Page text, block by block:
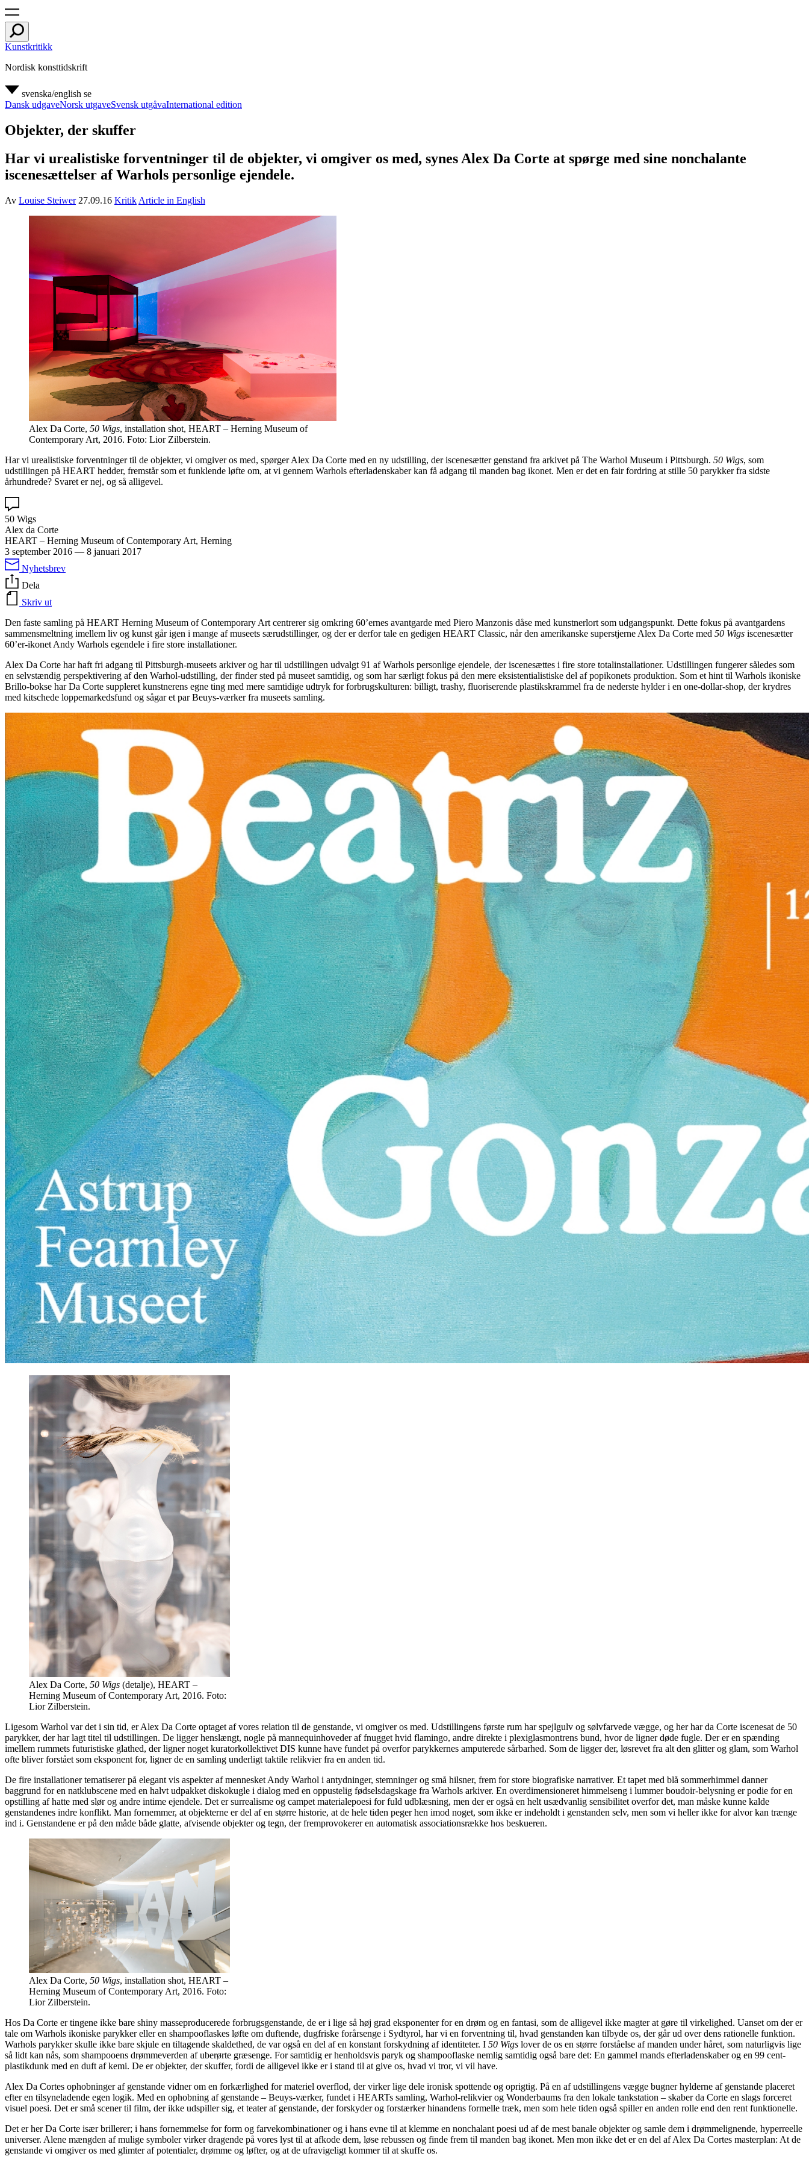
Kunstkritikk
Nordisk konsttidskrift
svenska/english se
Dansk udgaveNorsk utgaveSvensk utgåvaInternational edition
Objekter, der skuffer
Har vi urealistiske forventninger til de objekter, vi omgiver os med, synes Alex Da Corte at spørge med sine nonchalante
iscenesættelser af Warhols personlige ejendele.
Av Louise Steiwer 27.09.16 Kritik Article in English
Alex Da Corte, 50 Wigs, installation shot, HEART – Herning Museum of
Contemporary Art, 2016. Foto: Lior Zilberstein.
Har vi urealistiske forventninger til de objekter, vi omgiver os med, spørger Alex Da Corte med en ny udstilling, der iscenesætter genstand fra arkivet på The Warhol Museum i Pittsburgh. 50 Wigs, som
udstillingen på HEART hedder, fremstår som et funklende løfte om, at vi gennem Warhols efterladenskaber kan få adgang til manden bag ikonet. Men er det en fair fordring at stille 50 parykker fra sidste
århundrede? Svaret er nej, og så alligevel.
50 Wigs
Alex da Corte
HEART – Herning Museum of Contemporary Art, Herning
3 september 2016 — 8 januari 2017
Nyhetsbrev
Dela
Skriv ut
Den faste samling på HEART Herning Museum of Contemporary Art centrerer sig omkring 60’ernes avantgarde med Piero Manzonis dåse med kunstnerlort som udgangspunkt. Dette fokus på avantgardens
sammensmeltning imellem liv og kunst går igen i mange af museets særudstillinger, og der er derfor tale en gedigen HEART Classic, når den amerikanske superstjerne Alex Da Corte med 50 Wigs iscenesætter
60’er-ikonet Andy Warhols egendele i fire store installationer.
Alex Da Corte har haft fri adgang til Pittsburgh-museets arkiver og har til udstillingen udvalgt 91 af Warhols personlige ejendele, der iscenesættes i fire store totalinstallationer. Udstillingen fungerer således som
en selvstændig perspektivering af den Warhol-udstilling, der finder sted på museet samtidig, og som har særligt fokus på den mere eksistentialistiske del af popikonets produktion. Som et hint til Warhols ikoniske
Brillo-bokse har Da Corte suppleret kunstnerens egne ting med mere samtidige udtryk for forbrugskulturen: billigt, trashy, fluoriserende plastikskrammel fra de nederste hylder i en one-dollar-shop, der krydres
med kitschede loppemarkedsfund og sågar et par Beuys-værker fra museets samling.
Alex Da Corte, 50 Wigs (detalje), HEART –
Herning Museum of Contemporary Art, 2016. Foto:
Lior Zilberstein.
Ligesom Warhol var det i sin tid, er Alex Da Corte optaget af vores relation til de genstande, vi omgiver os med. Udstillingens første rum har spejlgulv og sølvfarvede vægge, og her har da Corte iscenesat de 50
parykker, der har lagt titel til udstillingen. De ligger henslængt, nogle på mannequinhoveder af fnugget hvid flamingo, andre direkte i plexiglasmontrens bund, hvor de ligner døde fugle. Der er en spænding
imellem rummets futuristiske glathed, der ligner noget kuratorkollektivet DIS kunne have fundet på overfor parykkernes amputerede sårbarhed. Som de ligger der, løsrevet fra alt den glitter og glam, som Warhol
ofte bliver forstået som eksponent for, ligner de en samling underligt taktile relikvier fra en anden tid.
De fire installationer tematiserer på elegant vis aspekter af mennesket Andy Warhol i antydninger, stemninger og små hilsner, frem for store biografiske narrativer. Et tapet med blå sommerhimmel danner
baggrund for en natklubscene med en halvt udpakket diskokugle i dialog med en oppustelig fødselsdagskage fra Warhols arkiver. En overdimensioneret himmelseng i lummer boudoir-belysning er podie for en
opstilling af hatte med slør og andre intime ejendele. Det er surrealisme og campet materialepoesi for fuld udblæsning, men der er også en helt usædvanlig sensibilitet overfor det, man måske kunne kalde
genstandenes indre konflikt. Man fornemmer, at objekterne er del af en større historie, at de hele tiden peger hen imod noget, som ikke er indeholdt i genstanden selv, men som vi heller ikke for alvor kan trænge
ind i. Genstandene er på den måde både glatte, afvisende objekter og tegn, der fremprovokerer en automatisk associationsrække hos beskueren.
Alex Da Corte, 50 Wigs, installation shot, HEART –
Herning Museum of Contemporary Art, 2016. Foto:
Lior Zilberstein.
Hos Da Corte er tingene ikke bare shiny masseproducerede forbrugsgenstande, de er i lige så høj grad eksponenter for en drøm og en fantasi, som de alligevel ikke magter at gøre til virkelighed. Uanset om der er
tale om Warhols ikoniske parykker eller en shampooflaskes løfte om duftende, dugfriske forårsenge i Sydtyrol, har vi en forventning til, hvad genstanden kan tilbyde os, der går ud over dens rationelle funktion.
Warhols parykker skulle ikke bare skjule en tiltagende skaldethed, de var også en del af en konstant forskydning af identiteter. I 50 Wigs lover de os en større forståelse af manden under håret, som naturligvis lige
så lidt kan nås, som shampooens drømmeverden af uberørte græsenge. For samtidig er henholdsvis paryk og shampooflaske nemlig samtidig også bare det: En gammel mands efterladenskaber og en 99 cent-
plastikdunk med en duft af kemi. De er objekter, der skuffer, fordi de alligevel ikke er i stand til at give os, hvad vi tror, vi vil have.
Alex Da Cortes ophobninger af genstande vidner om en forkærlighed for materiel overflod, der virker lige dele ironisk spottende og oprigtig. På en af udstillingens vægge bugner hylderne af genstande placeret
efter en tilsyneladende egen logik. Med en ophobning af genstande – Beuys-værker, fundet i HEARTs samling, Warhol-relikvier og Wonderbaums fra den lokale tankstation – skaber da Corte en slags forceret
visuel poesi. Det er små scener til film, der ikke udspiller sig, et teater af genstande, der forskyder og forstærker hinandens formelle træk, men som hele tiden også spiller en anden rolle end den rent funktionelle.
Det er her Da Corte især brillerer; i hans fornemmelse for form og farvekombinationer og i hans evne til at klemme en nonchalant poesi ud af de mest banale objekter og samle dem i drømmelignende, hyperreelle
universer. Alene mængden af mulige symboler virker dragende på vores lyst til at afkode dem, løse rebussen og finde frem til manden bag ikonet. Men mon ikke det er en del af Alex Da Cortes masterplan: At de
genstande vi omgiver os med glimter af potentialer, drømme og løfter, og at de ufravigeligt kommer til at skuffe os.